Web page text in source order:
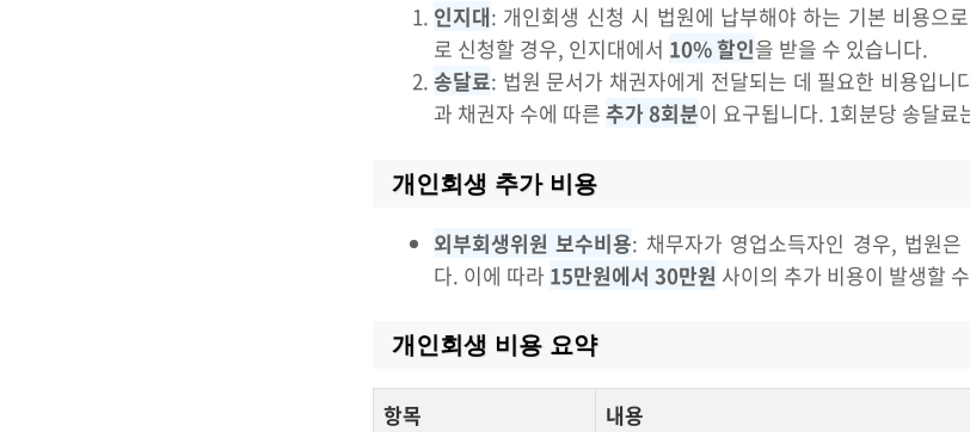
인지대: 개인회생 신청 시 법원에 납부해야 하는 기본 비용으
로 신청할 경우, 인지대에서 10% 할인을 받을 수 있습니다.
송달료: 법원 문서가 채권자에게 전달되는 데 필요한 비용입니
과 채권자 수에 따른 추가 8회분이 요구됩니다. 1회분당 송달료
개인회생 추가 비용
외부회생위원 보수비용: 채무자가 영업소득자인 경우, 법원
다. 이에 따라 15만원에서 30만원 사이의 추가 비용이 발생할
개인회생 비용 요약
항목 내용